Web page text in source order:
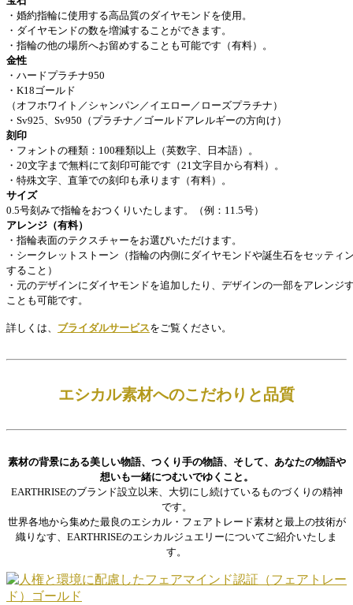
・婚約指輪に使用する高品質のダイヤモンドを使用。
・ダイヤモンドの数を増減することができます。
・指輪の他の場所へお留めすることも可能です（有料）。
金性
・ハードプラチナ950
・K18ゴールド
（オフホワイト／シャンパン／イエロー／ローズプラチナ）
・Sv925、Sv950（プラチナ／ゴールドアレルギーの方向け）
刻印
・フォントの種類：100種類以上（英数字、日本語）。
・20文字まで無料にて刻印可能です（21文字目から有料）。
・特殊文字、直筆での刻印も承ります（有料）。
サイズ
0.5号刻みで指輪をおつくりいたします。（例：11.5号）
アレンジ（有料）
・指輪表面のテクスチャーをお選びいただけます。
・シークレットストーン（指輪の内側にダイヤモンドや誕生石をセッティ
すること）
・元のデザインにダイヤモンドを追加したり、デザインの一部をアレンジ
ことも可能です。
詳しくは、 ブライダルサービスをご覧ください。
エシカル素材へのこだわりと品質
素材の背景にある美しい物語、つくり手の物語、そして、あなたの物語や
想いも一緒につむいでゆくこと。
EARTHRISEのブランド設立以来、大切にし続けているものづくりの精神
です。
世界各地から集めた最良のエシカル・フェアトレード素材と最上の技術が
織りなす、EARTHRISEのエシカルジュエリーについてご紹介いたしま
す。